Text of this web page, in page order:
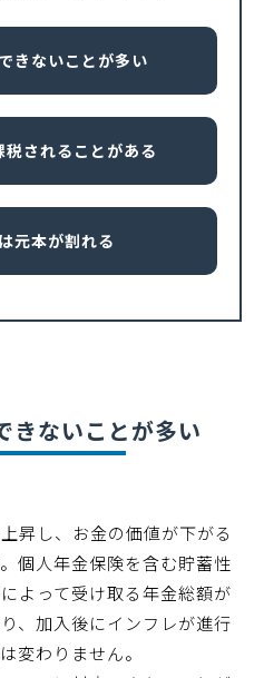
きないことが多い
されることがある
元本が割れる
きないことが多い
昇し、お金の価値が下がる
個人年金保険を含む貯蓄性
よって受け取る年金総額が
、加入後にインフレが進行
変わりません。